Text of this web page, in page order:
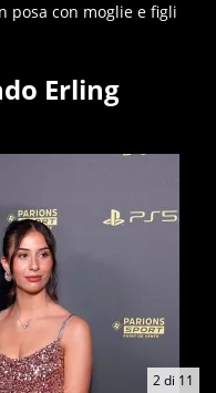
posa con moglie e figli
Erling
2di 11